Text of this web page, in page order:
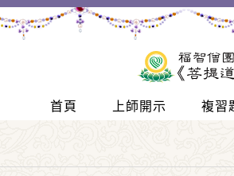
首頁 上師開示 複習